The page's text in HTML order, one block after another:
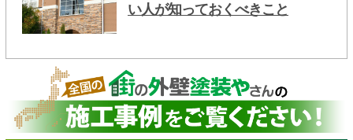
い人が知っておくべきこと